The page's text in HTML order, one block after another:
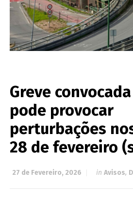
Greve
pode provocar
perturbações
28 de fevereiro
27 de Fevereiro, 2026 in Avisos,